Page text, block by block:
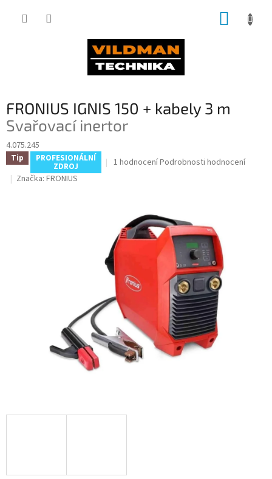
FRONIUS IGNIS 150 + kabely 3 m
Svařovací inertor
4.075.245
Tip PROFESIONÁLNÍ
ZDROJ
Průměrné
hvězdiček.
1 hodnoceníPodrobnosti hodnocení
Značka: FRONIUS